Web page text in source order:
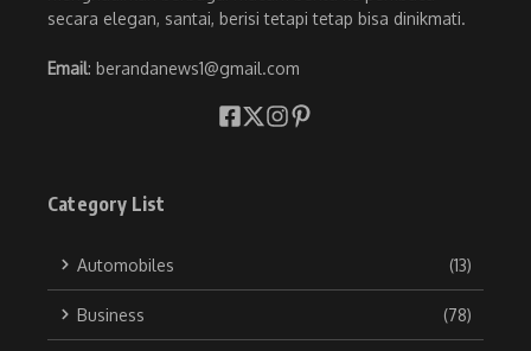
secara elegan, santai, berisi tetapi tetap bisa dinikmati.
Email: berandanews1@gmail.com
Category List
Automobiles (13)
Business (78)